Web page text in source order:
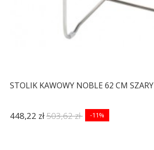
STOLIK KAWOWY NOBLE 62 CM SZARY
448,22 zł503,62 zł -11%